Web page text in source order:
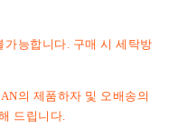
능합니다. 구매 시 세탁방
의 제품하자 및 오배송의
드립니다.